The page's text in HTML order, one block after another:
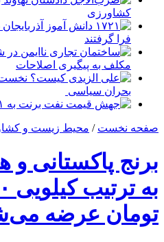
کشاورزی
۱۷۲۱ دانش آموز
فرا گرفتند
ساختمان تجاری ناایمن
مکلف به پیگیری اصلاحات
علی الزیدی کیست؟ نخست
بحران سیاسی
جهش قیمت نفت برنت به ۱۱۰.۱ دلار
صفحه نخست / محیط زیست و
برنج پاکستانی و
تومان عرضه